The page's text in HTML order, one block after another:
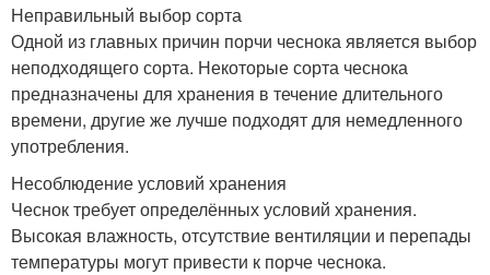
Неправильный выбор сорта
Одной из главных причин порчи чеснока является выбор
неподходящего сорта. Некоторые сорта чеснока
предназначены для хранения в течение длительного
времени, другие же лучше подходят для немедленного
употребления.
Несоблюдение условий хранения
Чеснок требует определённых условий хранения.
Высокая влажность, отсутствие вентиляции и перепады
температуры могут привести к порче чеснока.